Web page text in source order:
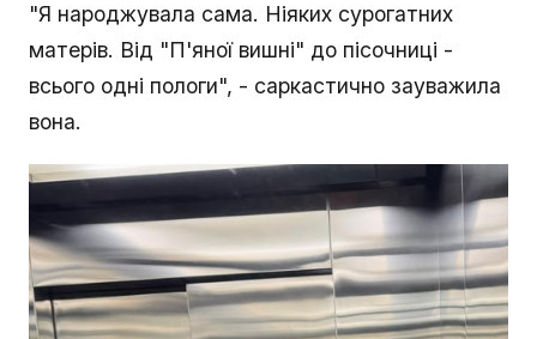
"Я народжувала сама. Ніяких сурогатних
матерів. Від "П'яної вишні" до пісочниці -
всього одні пологи", - саркастично зауважила
вона.